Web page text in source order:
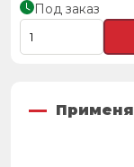
Под заказ